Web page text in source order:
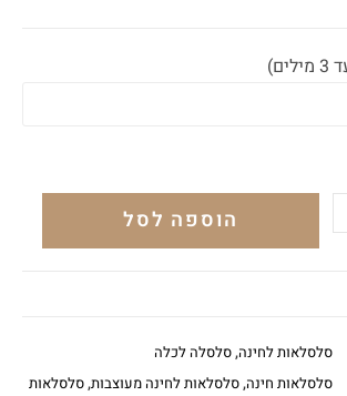
הוספה לסל
סלסלאות לחינה,סלסלה לכלה
סלסלאות חינה,סלסלאות לחינה מעוצבות,סלסלאות